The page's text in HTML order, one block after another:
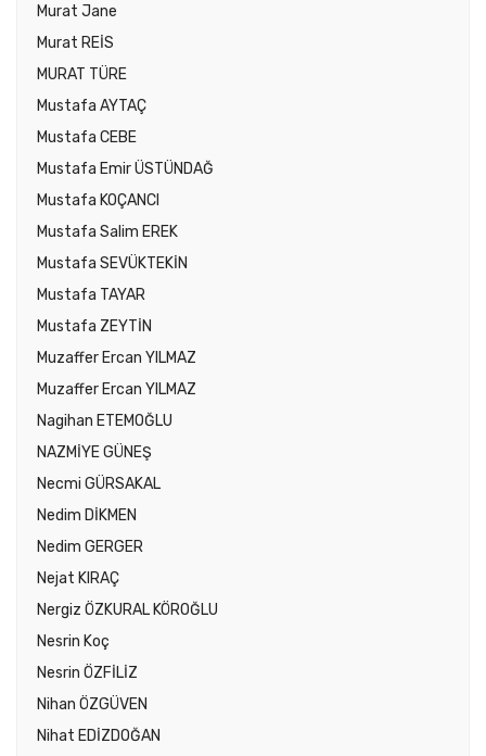
Murat Jane
Murat REİS
MURAT TÜRE
Mustafa AYTAÇ
Mustafa CEBE
Mustafa Emir ÜSTÜNDAĞ
Mustafa KOÇANCI
Mustafa Salim EREK
Mustafa SEVÜKTEKİN
Mustafa TAYAR
Mustafa ZEYTİN
Muzaffer Ercan YILMAZ
Muzaffer Ercan YILMAZ
Nagihan ETEMOĞLU
NAZMİYE GÜNEŞ
Necmi GÜRSAKAL
Nedim DİKMEN
Nedim GERGER
Nejat KIRAÇ
Nergiz ÖZKURAL KÖROĞLU
Nesrin Koç
Nesrin ÖZFİLİZ
Nihan ÖZGÜVEN
Nihat EDİZDOĞAN